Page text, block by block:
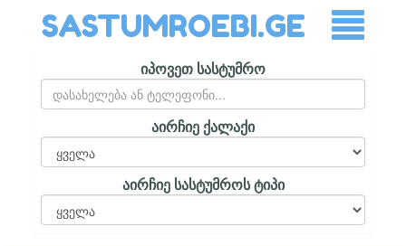
SASTUMROEBI.GE
იპოვეთ სასტუმრო
აირჩიე ქალაქი
აირჩიე სასტუმროს ტიპი